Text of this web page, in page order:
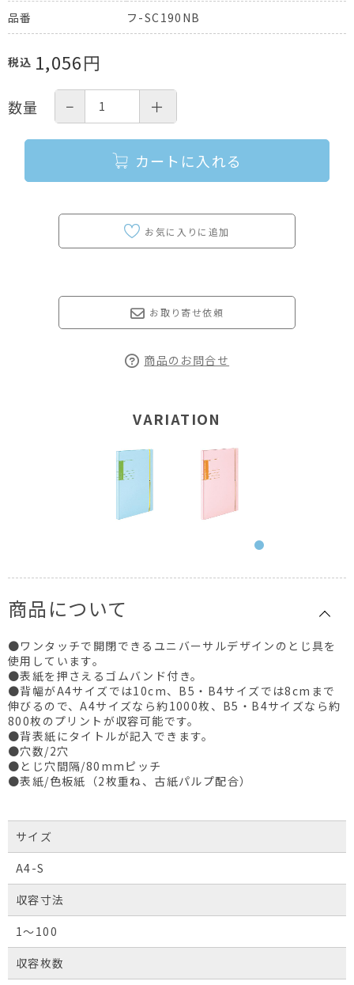
品番 フ-SC190NB
税込 1,056円
数量 − ＋
カートに入れる
お取り寄せ依頼
商品のお問合せ
VARIATION
商品について
●ワンタッチで開閉できるユニバーサルデザインのとじ具を
使用しています。
●表紙を押さえるゴムバンド付き。
●背幅がA4サイズでは10cm、B5・B4サイズでは8cmまで
伸びるので、A4サイズなら約1000枚、B5・B4サイズなら約
800枚のプリントが収容可能です。
●背表紙にタイトルが記入できます。
●穴数/2穴
●とじ穴間隔/80mmピッチ
●表紙/色板紙（2枚重ね、古紙パルプ配合）
サイズ
A4-S
収容寸法
1～100
収容枚数